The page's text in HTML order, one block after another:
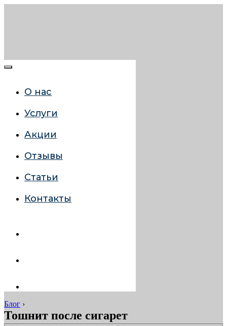
О нас
Услуги
Акции
Отзывы
Статьи
Контакты
Блог ›
Тошнит после сигарет